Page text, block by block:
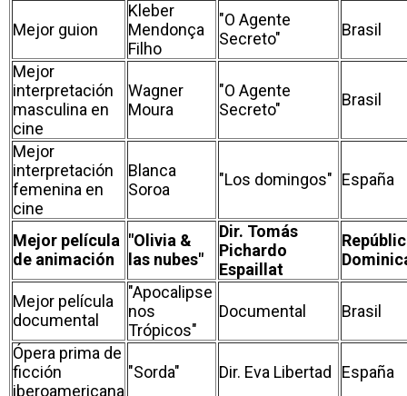
Mejor guion
Kleber
Mendonça
Filho
"O Agente
Secreto"
Brasil
Mejor
interpretación
masculina en
cine
Wagner
Moura
"O Agente
Secreto"
Brasil
Mejor
interpretación
femenina en
cine
Blanca
Soroa
"Los domingos" España
Mejor película
de animación
"Olivia &
las nubes"
Dir. Tomás
Pichardo
Espaillat
Mejor película
documental
"Apocalipse
nos
Trópicos"
Documental Brasil
Ópera prima de
ficción
iberoamericana
"Sorda" Dir. Eva Libertad España